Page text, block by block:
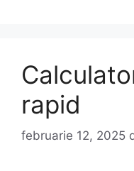
rapid
februarie 12, 2025